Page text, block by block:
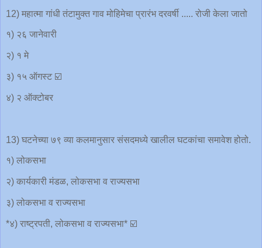
12) महात्मा गांधी तंटामुक्त गाव मोहिमेचा प्रारंभ दरवर्षी ..... रोजी केला जातो
१) २६ जानेवारी
२) १ मे
३) १५ ऑगस्ट ☑️
४) २ ऑक्टोबर
13) घटनेच्या ७९ व्या कलमानुसार संसदमध्ये खालील घटकांचा समावेश होतो.
१) लोकसभा
२) कार्यकारी मंडळ, लोकसभा व राज्यसभा
३) लोकसभा व राज्यसभा
*४) राष्ट्रपती, लोकसभा व राज्यसभा* ☑️